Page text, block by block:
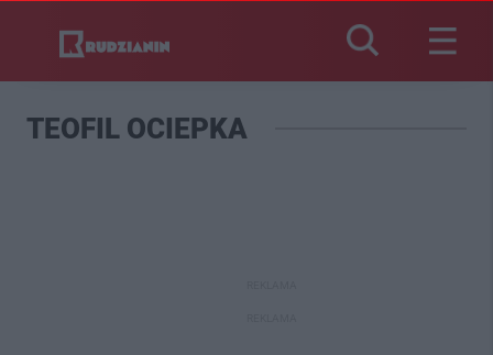
TEOFIL OCIEPKA